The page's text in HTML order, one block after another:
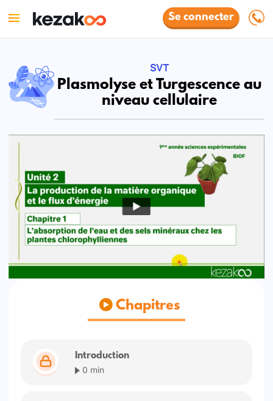
Se connecter
SVT
Plasmolyse et Turgescence au
niveau cellulaire
Chapitres
Introduction
0 min